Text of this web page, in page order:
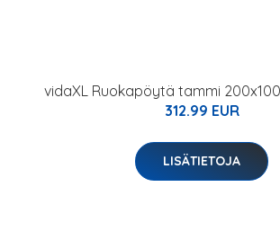
vidaXL Ruokapöytä tammi
312.99 EUR
LISÄTIETOJA